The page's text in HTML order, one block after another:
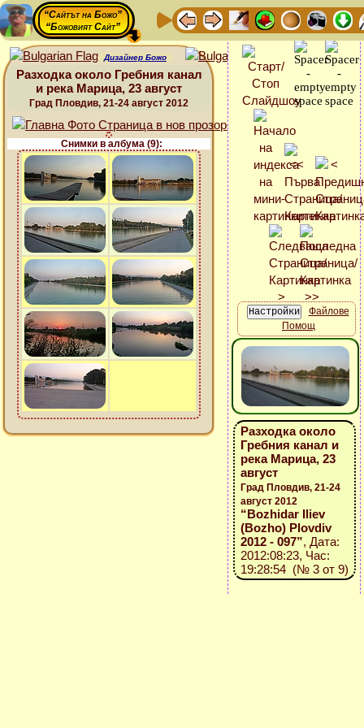
“Сайтът на Божо”
“Божовият Сайт”
Дизайнер Божо
Разходка около Гребния канал
и река Марица, 23 август
Град Пловдив, 21-24 август 2012
Снимки в албума (9):
Файлове
Помощ
Разходка около
Гребния канал и
река Марица, 23
август
Град Пловдив, 21-24
август 2012
“Bozhidar Iliev
(Bozho) Plovdiv
2012 - 097”, Дата:
2012:08:23, Час:
19:28:54 (№ 3 от 9)